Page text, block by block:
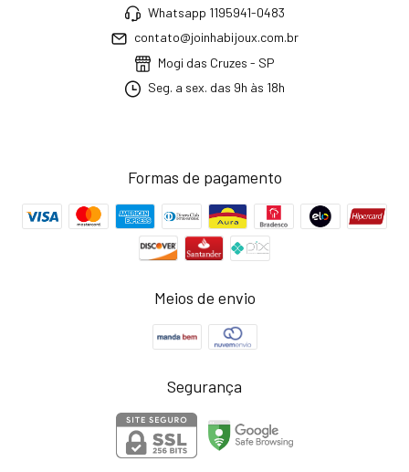
Whatsapp 1195941-0483
contato@joinhabijoux.com.br
Mogi das Cruzes - SP
Seg. a sex. das 9h às 18h
Formas de pagamento
Meios de envio
Segurança